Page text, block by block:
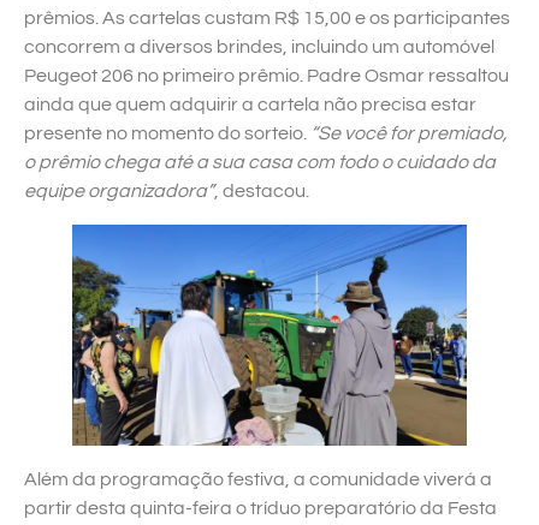
prêmios. As cartelas custam R$ 15,00 e os participantes
concorrem a diversos brindes, incluindo um automóvel
Peugeot 206 no primeiro prêmio. Padre Osmar ressaltou
ainda que quem adquirir a cartela não precisa estar
presente no momento do sorteio. “Se você for premiado,
o prêmio chega até a sua casa com todo o cuidado da
equipe organizadora”, destacou.
Além da programação festiva, a comunidade viverá a
partir desta quinta-feira o tríduo preparatório da Festa